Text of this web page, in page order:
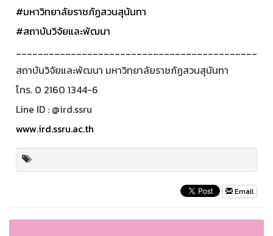
#มหาวิทยาลัยราชภัฏสวนสุนันทา
#สถาบันวิจัยและพัฒนา
____________________________________________
สถาบันวิจัยและพัฒนา มหาวิทยาลัยราชภัฏสวนสุนันทา
โทร. 0 2160 1344-6
Line ID : @ird.ssru
www.ird.ssru.ac.th
Email